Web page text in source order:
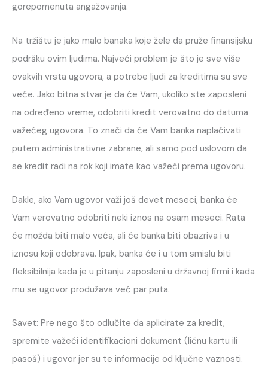
gorepomenuta angažovanja.
Na tržištu je jako malo banaka koje žele da pruže finansijsku
podršku ovim ljudima. Najveći problem je što je sve više
ovakvih vrsta ugovora, a potrebe ljudi za kreditima su sve
veće. Jako bitna stvar je da će Vam, ukoliko ste zaposleni
na određeno vreme, odobriti kredit verovatno do datuma
važećeg ugovora. To znači da će Vam banka naplaćivati
putem administrativne zabrane, ali samo pod uslovom da
se kredit radi na rok koji imate kao važeći prema ugovoru.
Dakle, ako Vam ugovor važi još devet meseci, banka će
Vam verovatno odobriti neki iznos na osam meseci. Rata
će možda biti malo veća, ali će banka biti obazriva i u
iznosu koji odobrava. Ipak, banka će i u tom smislu biti
fleksibilnija kada je u pitanju zaposleni u državnoj firmi i kada
mu se ugovor produžava već par puta.
Savet: Pre nego što odlučite da aplicirate za kredit,
spremite važeći identifikacioni dokument (ličnu kartu ili
pasoš) i ugovor jer su te informacije od ključne vaznosti.